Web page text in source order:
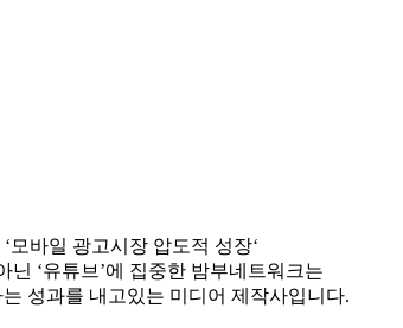
모바일 광고시장 압도적 성장‘
‘유튜브’에 집중한 밤부네트워크는
성과를 내고있는 미디어 제작사입니다.